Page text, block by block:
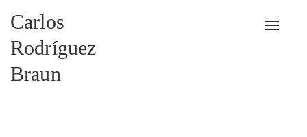
Carlos
Rodríguez
Braun